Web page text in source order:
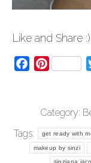
Like and Share :)
FacebookPinterest
Category:
Tags:
get ready with
makeup by sinzi
sinziana